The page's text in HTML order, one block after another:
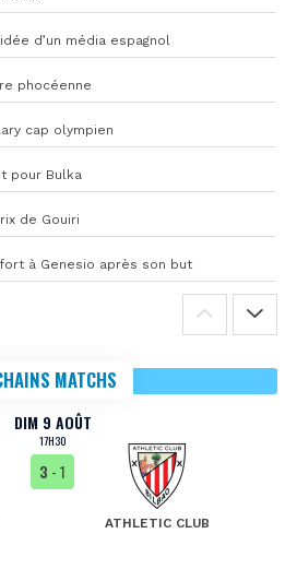
d’un média espagnol
phocéenne
cap olympien
pour Bulka
de Gouiri
à Genesio après son but
MATCHS
DIM 9 AOÛT
17H30
3 - 1
ATHLETIC CLUB